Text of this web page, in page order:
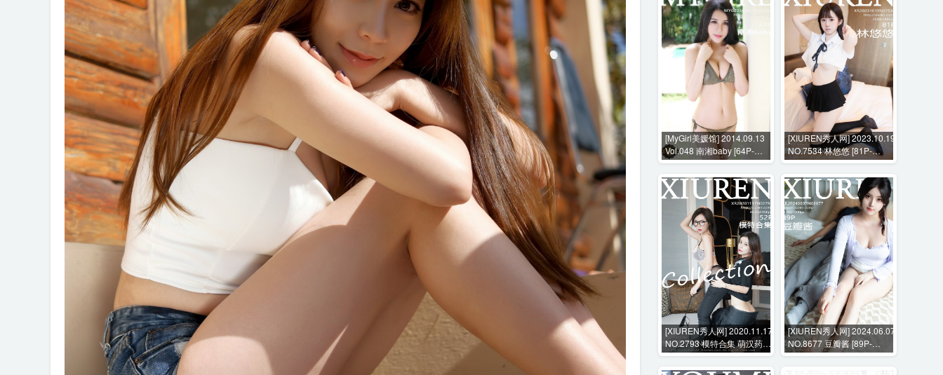
[MyGirl美媛馆] 2014.09.13
Vol.048 南湘baby [64P-
249MB]
[XIUREN秀人网] 2023.10.19
NO.7534 林悠悠 [81P-
748MB]
[XIUREN秀人网] 2020.11.17
NO.2793 模特合集 萌汉药
baby 张雨萌 [52P-481MB]
[XIUREN秀人网] 2024.06.07
NO.8677 豆瓣酱 [89P-
803MB]